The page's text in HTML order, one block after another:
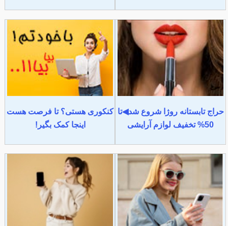
حراج تابستانه روژا شروع شد◀تا
50% تخفیف لوازم آرایشی
کنکوری هستی؟ تا فرصت هست
اینجا کمک بگیر!